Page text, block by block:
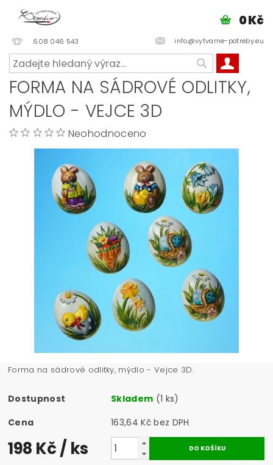
608 046 543 info@vytvarne-potreby.eu
0 Kč
FORMA NA SÁDROVÉ ODLITKY,
MÝDLO - VEJCE 3D
Neohodnoceno
Forma na sádrové odlitky, mýdlo - Vejce 3D.
Dostupnost Skladem (1 ks)
Cena
163,64 Kč bez DPH
198 Kč/ ks